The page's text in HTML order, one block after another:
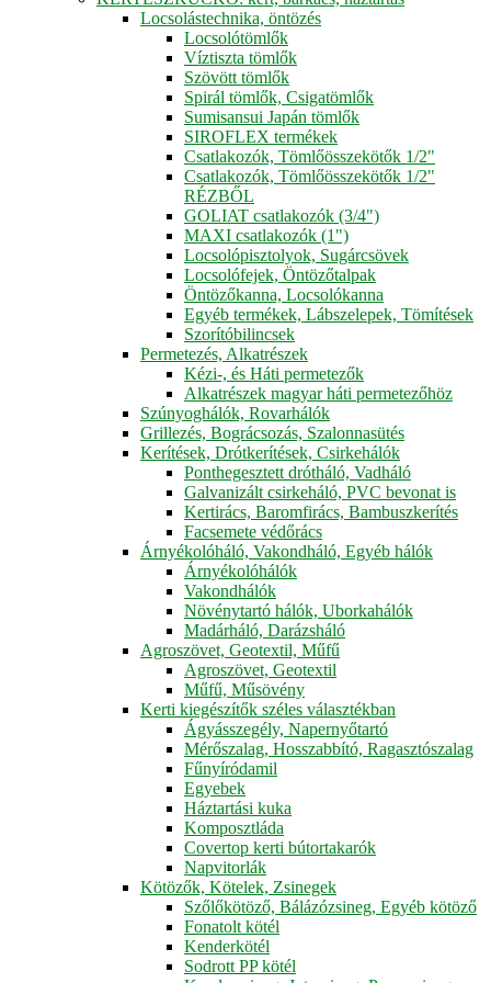
Locsolástechnika, öntözés
Locsolótömlők
Víztiszta tömlők
Szövött tömlők
Spirál tömlők, Csigatömlők
Sumisansui Japán tömlők
SIROFLEX termékek
Csatlakozók, Tömlőösszekötők 1/2"
Csatlakozók, Tömlőösszekötők 1/2"
RÉZBŐL
GOLIAT csatlakozók (3/4")
MAXI csatlakozók (1")
Locsolópisztolyok, Sugárcsövek
Locsolófejek, Öntözőtalpak
Öntözőkanna, Locsolókanna
Egyéb termékek, Lábszelepek, Tömítések
Szorítóbilincsek
Permetezés, Alkatrészek
Kézi-, és Háti permetezők
Alkatrészek magyar háti permetezőhöz
Szúnyoghálók, Rovarhálók
Grillezés, Bográcsozás, Szalonnasütés
Kerítések, Drótkerítések, Csirkehálók
Ponthegesztett drótháló, Vadháló
Galvanizált csirkeháló, PVC bevonat is
Kertirács, Baromfirács, Bambuszkerítés
Facsemete védőrács
Árnyékolóháló, Vakondháló, Egyéb hálók
Árnyékolóhálók
Vakondhálók
Növénytartó hálók, Uborkahálók
Madárháló, Darázsháló
Agroszövet, Geotextil, Műfű
Agroszövet, Geotextil
Műfű, Műsövény
Kerti kiegészítők széles választékban
Ágyásszegély, Napernyőtartó
Mérőszalag, Hosszabbító, Ragasztószalag
Fűnyíródamil
Egyebek
Háztartási kuka
Komposztláda
Covertop kerti bútortakarók
Napvitorlák
Kötözők, Kötelek, Zsinegek
Szőlőkötöző, Bálázózsineg, Egyéb kötöző
Fonatolt kötél
Kenderkötél
Sodrott PP kötél